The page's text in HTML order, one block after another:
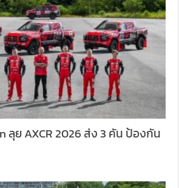
ลุย AXCR 2026 ส่ง 3 คัน ป้องกัน